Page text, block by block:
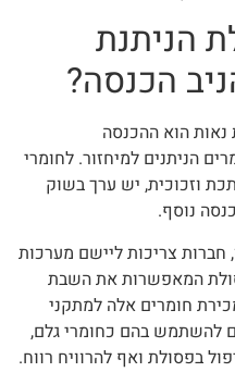
הניתנת
הכנסה?
נאות הוא ההכנסה
הניתנים למיחזור. לחומרי
וזכוכית, יש ערך בשוק
נוסף.
חברות צריכות ליישם מערכות
המאפשרות את השבת
חומרים אלה למתקני
להשתמש בהם כחומרי גלם,
בפסולת ואף להרוויח רווח.